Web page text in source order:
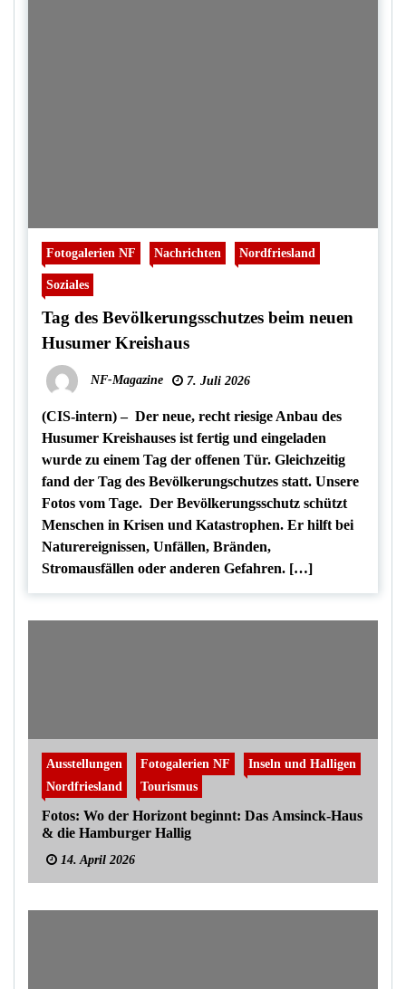
Fotogalerien NF Nachrichten Nordfriesland
Soziales
Tag des Bevölkerungsschutzes beim neuen
Husumer Kreishaus
NF-Magazine 7. Juli 2026
(CIS-intern) – Der neue, recht riesige Anbau des
Husumer Kreishauses ist fertig und eingeladen
wurde zu einem Tag der offenen Tür. Gleichzeitig
fand der Tag des Bevölkerungschutzes statt. Unsere
Fotos vom Tage. Der Bevölkerungsschutz schützt
Menschen in Krisen und Katastrophen. Er hilft bei
Naturereignissen, Unfällen, Bränden,
Stromausfällen oder anderen Gefahren. […]
Ausstellungen Fotogalerien NF
Inseln und Halligen
Nordfriesland
Tourismus
Fotos: Wo der Horizont beginnt: Das Amsinck-Haus
& die Hamburger Hallig
14. April 2026